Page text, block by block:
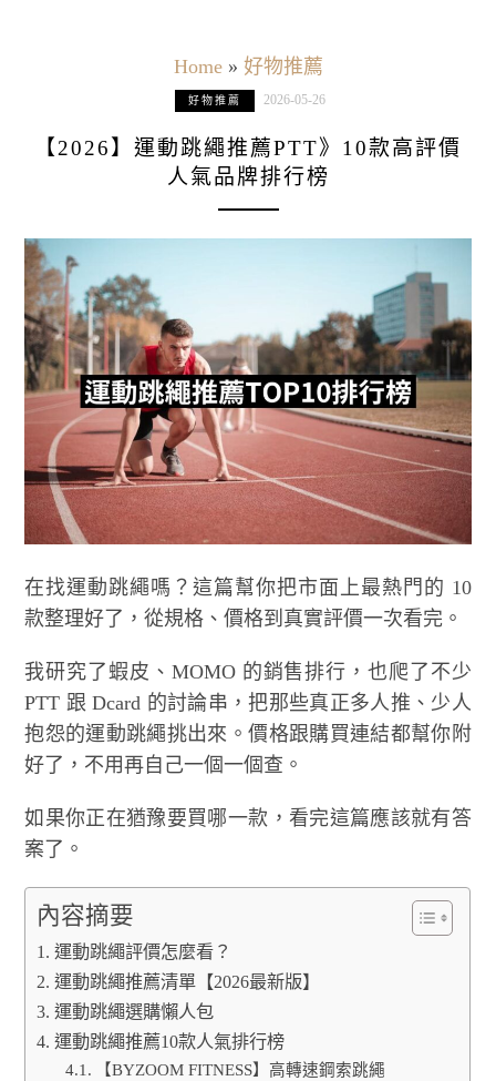
Home» 好物推薦
好物推薦 2026-05-26
【2026】運動跳繩推薦PTT》10款高評價
人氣品牌排行榜
在找運動跳繩嗎？這篇幫你把市面上最熱門的 10
款整理好了，從規格、價格到真實評價一次看完。
我研究了蝦皮、MOMO 的銷售排行，也爬了不少
PTT 跟 Dcard 的討論串，把那些真正多人推、少人
抱怨的運動跳繩挑出來。價格跟購買連結都幫你附
好了，不用再自己一個一個查。
如果你正在猶豫要買哪一款，看完這篇應該就有答
案了。
內容摘要
運動跳繩評價怎麼看？
運動跳繩推薦清單【2026最新版】
運動跳繩選購懶人包
運動跳繩推薦10款人氣排行榜
【BYZOOM FITNESS】高轉速鋼索跳繩